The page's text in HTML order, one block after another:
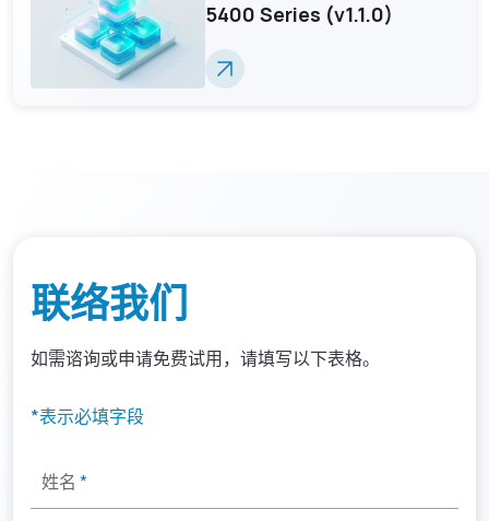
5400 Series (v1.1.0)
联络我们
如需谘询或申请免费试用，请填写以下表格。
*表示必填字段
姓名 *